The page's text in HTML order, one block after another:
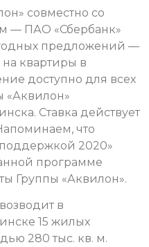
совместно со
— ПАО «Сбербанк»
предложений —
на квартиры в
доступно для всех
«Аквилон»
Ставка действует
что
2020»
программе
Группы «Аквилон».
в
15 жилых
280 тыс. кв. м.